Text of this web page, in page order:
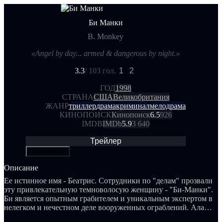
Би Манки
B. Monkey
«Angel by day... armed & dangerous by night.»
3.3/ 103 гол. 1 2
ГОД1998
СТРАНАСШАВеликобритания
ЖАНРтриллердрамакриминалмелодрама
КИНОПОИСККинопоиск6.5926
IMDBIMDb5.93 640
Трейлер
Описание
Ее истинное имя - Беатрис. Сотрудники по "делам" прозвали
эту привлекательную темноволосую женщину - "Би-Манки".
Би является опытным грабителем и уникальным экспертом в
нелегком и нечестном деле вооруженных ограблений. Алан,